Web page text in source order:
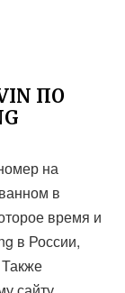
ПО
на
в
время и
в России,